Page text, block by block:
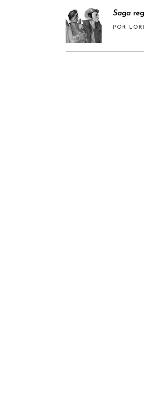
Saga
POR